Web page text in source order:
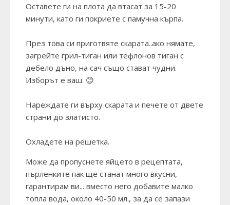
Оставете ги на плота да втасат за 15-20
минути, като ги покриете с памучна кърпа.
През това си приготвяте скарата..ако нямате,
загрейте грил-тиган или тефлонов тиган с
дебело дъно, на сач също стават чудни.
Изборът е ваш. 😊
Нареждате ги върху скарата и печете от двете
страни до златисто.
Охладете на решетка.
Може да пропуснете яйцето в рецептата,
пърленките пак ще станат много вкусни,
гарантирам ви... вместо него добавите малко
топла вода, около 40-50 мл., за да се запази